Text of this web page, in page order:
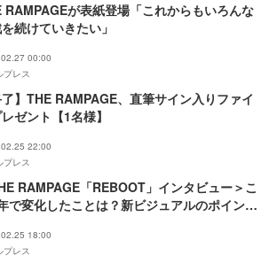
RAMPAGEが表紙登場「これからもいろんな
続けていきたい」
00:00
プレス
了】THE RAMPAGE、直筆サイン入りファイ
ゼント【1名様】
22:00
プレス
RAMPAGE「REBOOT」インタビュー＞こ
で変化したことは？新ビジュアルのポイント
18:00
プレス